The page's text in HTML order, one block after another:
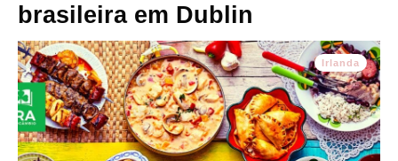
brasileira em Dublin
Irlanda